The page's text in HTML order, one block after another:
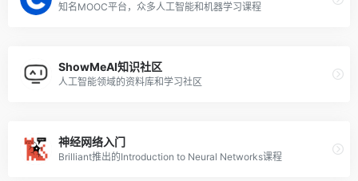
知名MOOC平台，众多人工智能和机器学习课程
ShowMeAI知识社区
人工智能领域的资料库和学习社区
神经网络入门
Brilliant推出的Introduction to Neural Networks课程